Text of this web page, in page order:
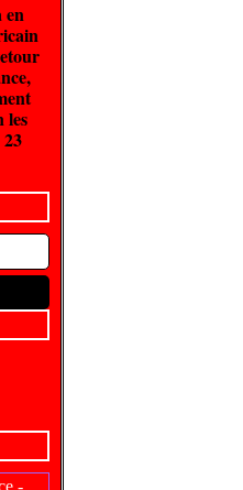
en
les